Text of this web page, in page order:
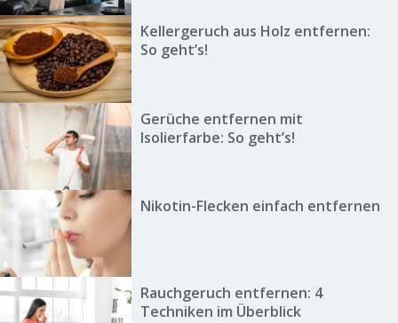
Kellergeruch aus Holz entfernen:
So geht’s!
Gerüche entfernen mit
Isolierfarbe: So geht’s!
Nikotin-Flecken einfach entfernen
Rauchgeruch entfernen: 4
Techniken im Überblick